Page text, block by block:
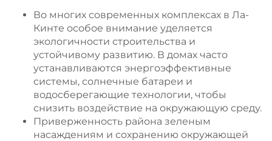
Во многих современных комплексах в Ла-
Кинте особое внимание уделяется
экологичности строительства и
устойчивому развитию. В домах часто
устанавливаются энергоэффективные
системы, солнечные батареи и
водосберегающие технологии, чтобы
снизить воздействие на окружающую среду.
Приверженность района зеленым
насаждениям и сохранению окружающей